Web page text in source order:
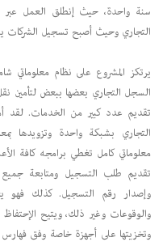
سنة واحدة، حيث إنطلق العمل
التجاري وحيث أصبح تسجيل الشركات
يرتكز المشروع على نظام معلوماتي
السجل التجاري بعضها ببعض لتأمين
تقديم عدد كبير من الخدمات. لقد
التجاري بشبكة واحدة وتزويدها
معلوماتي كامل تغطي برامجه كافة
تقديم طلب التسجيل ومتابعة جميع
وإصدار رقم التسجيل. كذلك فهو
والوقوعات وغير ذلك، ويتيح
وتخزيتها على أجهزة خاصة وفق فهارس